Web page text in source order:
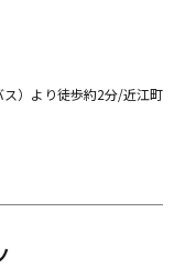
）より徒歩約2分/近江町